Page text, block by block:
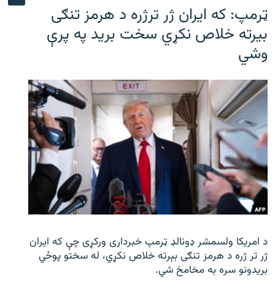
ټرمپ: که ایران ژر ترژره د هرمز تنګی
بیرته خلاص نکړي سخت برید په پرې
وشي
د امریکا ولسمشر ډونالډ ټرمپ خبرداری ورکړی چې که ایران
ژر تر ژره د هرمز تنګی بېرته خلاص نکړي، له سختو پوځي
بریدونو سره به مخامخ شي.